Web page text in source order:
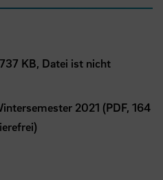
KB, Datei ist nicht
2021 (PDF, 164